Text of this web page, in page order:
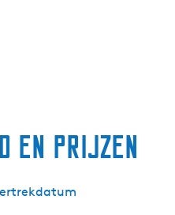
en prijzen